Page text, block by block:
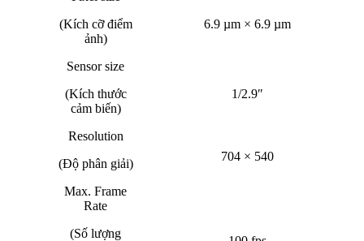
(Kích cỡ điểm
ảnh)
6.9 µm × 6.9 µm
Sensor size
(Kích thước
cảm biến)
1/2.9″
Resolution
(Độ phân giải)
704 × 540
Max. Frame
Rate
(Số lượng